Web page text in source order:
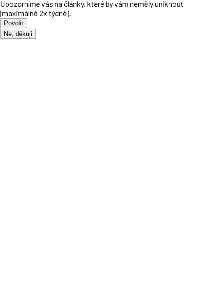
Upozorníme vás na články, které by vám neměly uniknout
(maximálně 2x týdně).
Povolit
Ne, děkuji